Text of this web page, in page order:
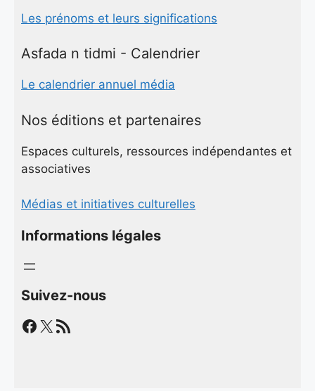
Les prénoms et leurs significations
Asfada n tidmi - Calendrier
Le calendrier annuel média
Nos éditions et partenaires
Espaces culturels, ressources indépendantes et
associatives
Médias et initiatives culturelles
Informations légales
Suivez-nous
Facebook
X Flux RSS